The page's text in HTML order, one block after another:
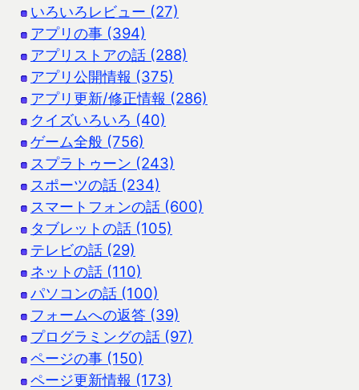
いろいろレビュー (27)
アプリの事 (394)
アプリストアの話 (288)
アプリ公開情報 (375)
アプリ更新/修正情報 (286)
クイズいろいろ (40)
ゲーム全般 (756)
スプラトゥーン (243)
スポーツの話 (234)
スマートフォンの話 (600)
タブレットの話 (105)
テレビの話 (29)
ネットの話 (110)
パソコンの話 (100)
フォームへの返答 (39)
プログラミングの話 (97)
ページの事 (150)
ページ更新情報 (173)